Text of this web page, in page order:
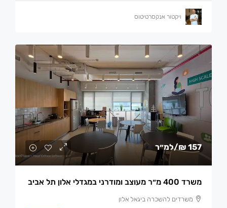
ויקטור אנקסרטיטוס
157 ₪ /למ״ר
משרד 400 מ״ר מעוצב ומודרני במגדלי אלון תל אביב
משרדים להשכרה ביגאל אלון